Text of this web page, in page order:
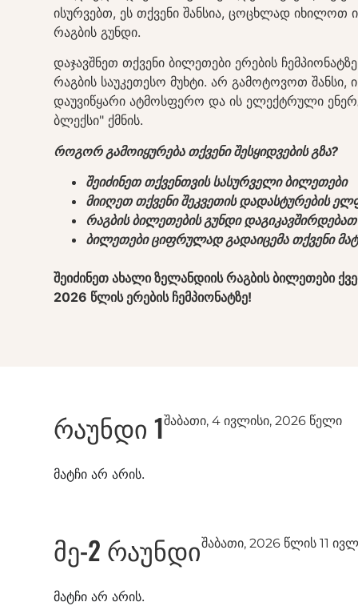
ისურვებთ, ეს თქვენი შანსია, ცოცხლად
რაგბის გუნდი.
დაჯავშნეთ თქვენი ბილეთები ერების
რაგბის საუკეთესო მუხტი. არ გამოტოვოთ
დაუვიწყარი ატმოსფერო და ის ელექტრული
ბლექსი" ქმნის.
როგორ გამოიყურება თქვენი შესყიდვების გზა?
შეიძინეთ თქვენთვის სასურველი ბილეთები
მიიღეთ თქვენი შეკვეთის დადასტურების
რაგბის ბილეთების გუნდი
ბილეთები ციფრულად გადაიცემა თქვენი
შეიძინეთ ახალი ზელანდიის რაგბის ბილეთები
2026 წლის ერების ჩემპიონატზე!
რაუნდი 1შაბათი, 4 ივლისი, 2026 წელი
მატჩი არ არის.
მე-2 რაუნდიშაბათი, 2026 წლის 11
მატჩი არ არის.